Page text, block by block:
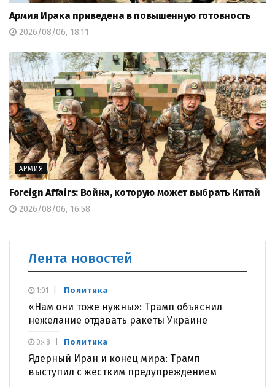
Армия Ирака приведена в повышенную готовность
2026/08/06, 18:11
АРМИЯ
Foreign Affairs: Война, которую может выбрать Китай
2026/08/06, 16:58
Лента новостей
Политика
«Нам они тоже нужны»: Трамп объяснил
нежелание отдавать ракеты Украине
1:01
Политика
Ядерный Иран и конец мира: Трамп
выступил с жестким предупреждением
0:48